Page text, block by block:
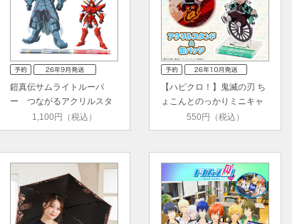
鎧真伝サムライトルーパ
ー つながるアクリルスタ
ンド（…1,100円（税込）
【ハピクロ！】鬼滅の刃 ち
ょこんとのっかりミニキャ
550円（税込）